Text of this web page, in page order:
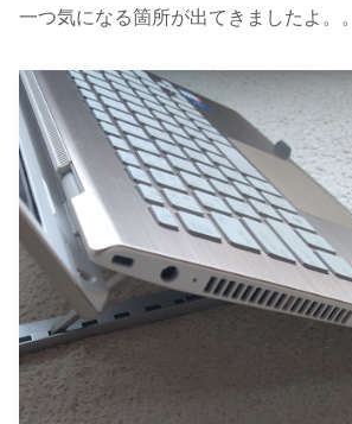
一つ気になる箇所が出てきましたよ。。